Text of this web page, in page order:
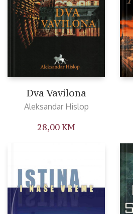
Dva Vavilona
Aleksandar Hislop
28,00KM